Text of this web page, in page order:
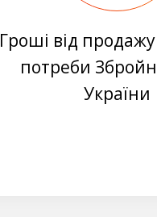
Гроші від
потреби
України